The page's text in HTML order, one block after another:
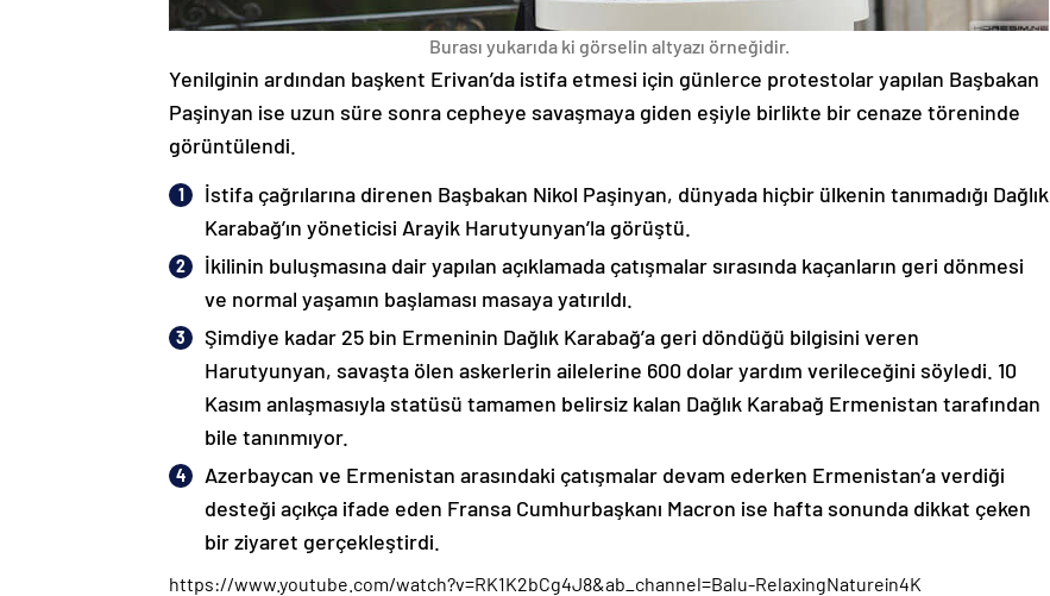
Burası yukarıda ki görselin altyazı örneğidir.
Yenilginin ardından başkent Erivan’da istifa etmesi için günlerce protestolar yapılan Başbakan
Paşinyan ise uzun süre sonra cepheye savaşmaya giden eşiyle birlikte bir cenaze töreninde
görüntülendi.
İstifa çağrılarına direnen Başbakan Nikol Paşinyan, dünyada hiçbir ülkenin tanımadığı Dağlık
Karabağ’ın yöneticisi Arayik Harutyunyan’la görüştü.
İkilinin buluşmasına dair yapılan açıklamada çatışmalar sırasında kaçanların geri dönmesi
ve normal yaşamın başlaması masaya yatırıldı.
Şimdiye kadar 25 bin Ermeninin Dağlık Karabağ’a geri döndüğü bilgisini veren
Harutyunyan, savaşta ölen askerlerin ailelerine 600 dolar yardım verileceğini söyledi. 10
Kasım anlaşmasıyla statüsü tamamen belirsiz kalan Dağlık Karabağ Ermenistan tarafından
bile tanınmıyor.
Azerbaycan ve Ermenistan arasındaki çatışmalar devam ederken Ermenistan’a verdiği
desteği açıkça ifade eden Fransa Cumhurbaşkanı Macron ise hafta sonunda dikkat çeken
bir ziyaret gerçekleştirdi.
https://www.youtube.com/watch?v=RK1K2bCg4J8&ab_channel=Balu-RelaxingNaturein4K